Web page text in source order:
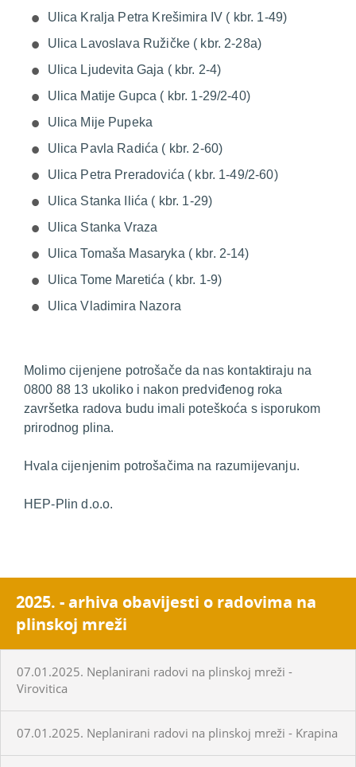
Ulica Kralja Petra Krešimira IV ( kbr. 1-49)
Ulica Lavoslava Ružičke ( kbr. 2-28a)
Ulica Ljudevita Gaja ( kbr. 2-4)
Ulica Matije Gupca ( kbr. 1-29/2-40)
Ulica Mije Pupeka
Ulica Pavla Radića ( kbr. 2-60)
Ulica Petra Preradovića ( kbr. 1-49/2-60)
Ulica Stanka Ilića ( kbr. 1-29)
Ulica Stanka Vraza
Ulica Tomaša Masaryka ( kbr. 2-14)
Ulica Tome Maretića ( kbr. 1-9)
Ulica Vladimira Nazora
Molimo cijenjene potrošače da nas kontaktiraju na
0800 88 13 ukoliko i nakon predviđenog roka
završetka radova budu imali poteškoća s isporukom
prirodnog plina.
Hvala cijenjenim potrošačima na razumijevanju.
HEP-Plin d.o.o.
2025. - arhiva obavijesti o radovima na
plinskoj mreži
07.01.2025. Neplanirani radovi na plinskoj mreži -
Virovitica
07.01.2025. Neplanirani radovi na plinskoj mreži - Krapina